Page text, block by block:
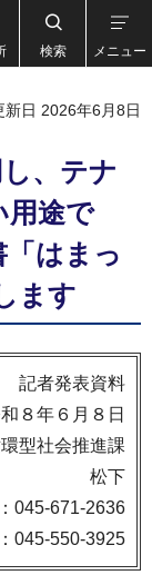
検索 メニュー
新日 2026年6月8日
、テナ
用途で
「はまっ
ます
記者発表資料
８年６月８日
型社会推進課
松下
045-671-2636
045-550-3925